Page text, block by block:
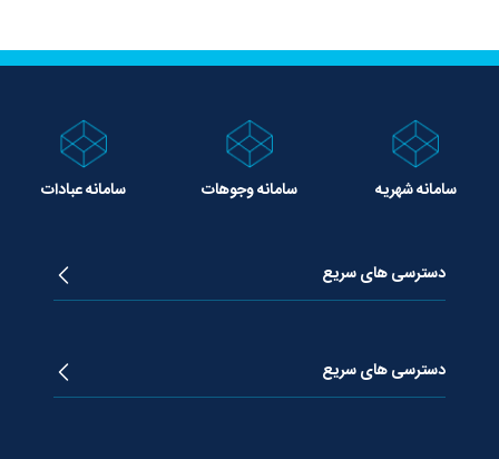
سامانه شهریه سامانه وجوهات سامانه عبادات
دسترسی های سریع
دسترسی های سریع